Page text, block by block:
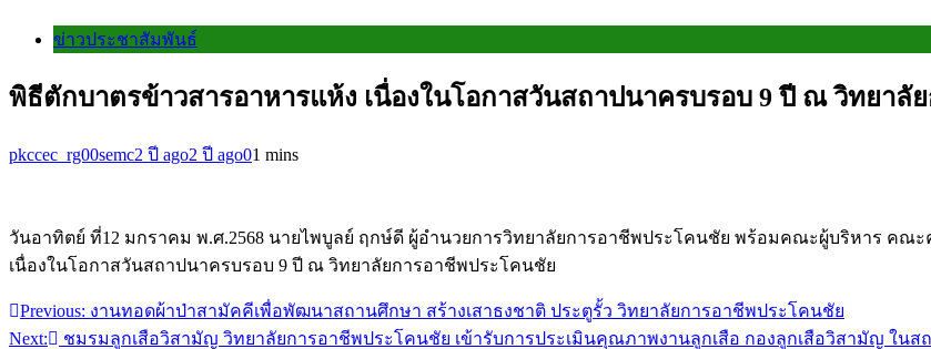
ข่าวประชาสัมพันธ์
พิธีตักบาตรข้าวสารอาหารแห้ง เนื่องในโอกาสวันสถาปนาครบรอบ 9 ปี ณ วิทยาลั
pkccec_rg00semc2 ปี ago2 ปี ago01 mins
วันอาทิตย์ ที่12 มกราคม พ.ศ.2568 นายไพบูลย์ ฤกษ์ดี ผู้อำนวยการวิทยาลัยการอาชีพประโคนชัย พร้อมคณะผู้บริหาร ค
เนื่องในโอกาสวันสถาปนาครบรอบ 9 ปี ณ วิทยาลัยการอาชีพประโคนชัย
แนะแนว
Previous: งานทอดผ้าป่าสามัคคีเพื่อพัฒนาสถานศึกษา สร้างเสาธงชาติ ประตูรั้ว วิทยาลัยการอาชีพประโคนชัย
Next:
ชมรมลูกเสือวิสามัญ วิทยาลัยการอาชีพประโคนชัย เข้ารับการประเมินคุณภาพงานลูกเสือ กองลูกเสือวิสามัญ ในส